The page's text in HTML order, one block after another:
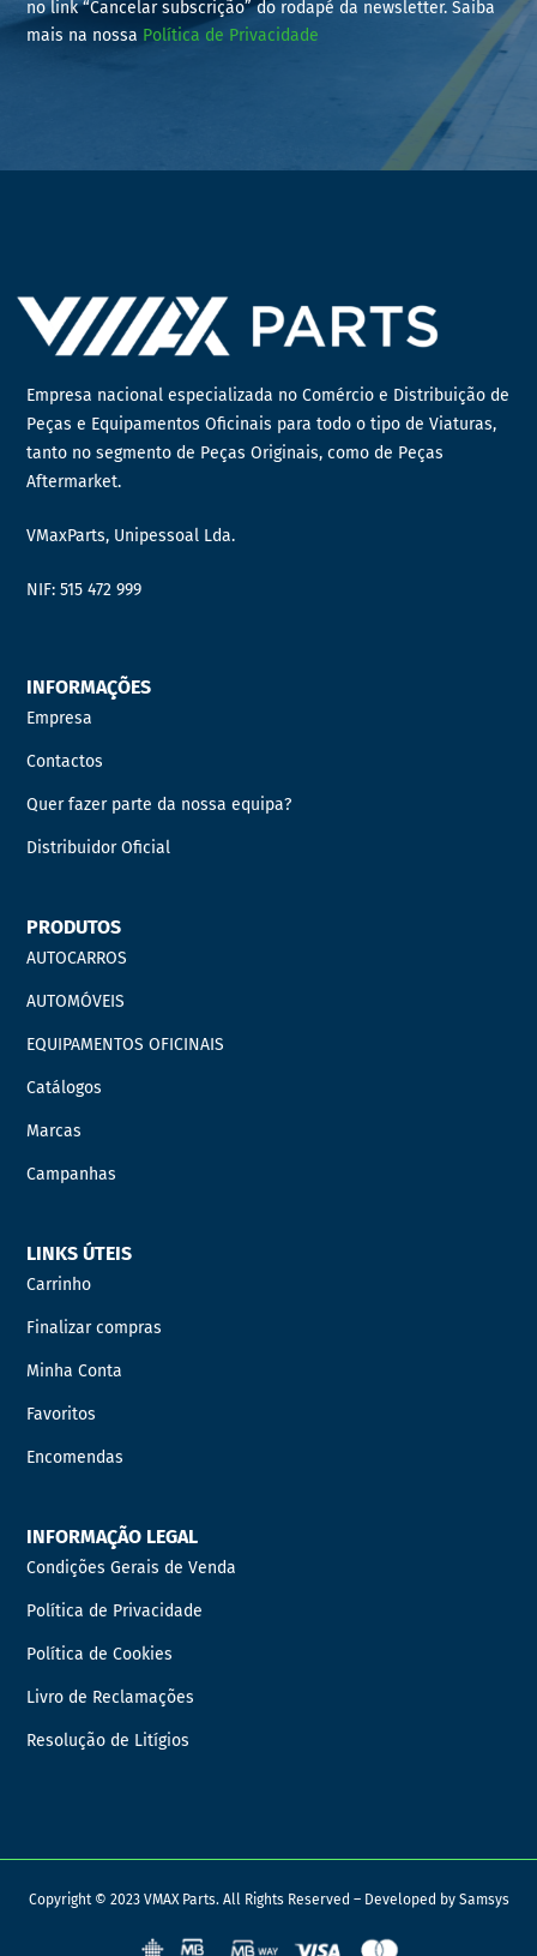
no link “Cancelar subscrição” do rodapé da newsletter. Saiba
mais na nossa Política de Privacidade
Empresa nacional especializada no Comércio e Distribuição de
Peças e Equipamentos Oficinais para todo o tipo de Viaturas,
tanto no segmento de Peças Originais, como de Peças
Aftermarket.
VMaxParts, Unipessoal Lda.
NIF: 515 472 999
INFORMAÇÕES
Empresa
Contactos
Quer fazer parte da nossa equipa?
Distribuidor Oficial
PRODUTOS
AUTOCARROS
AUTOMÓVEIS
EQUIPAMENTOS OFICINAIS
Catálogos
Marcas
Campanhas
LINKS ÚTEIS
Carrinho
Finalizar compras
Minha Conta
Favoritos
Encomendas
INFORMAÇÃO LEGAL
Condições Gerais de Venda
Política de Privacidade
Política de Cookies
Livro de Reclamações
Resolução de Litígios
Copyright © 2023 VMAX Parts. All Rights Reserved – Developed by Samsys